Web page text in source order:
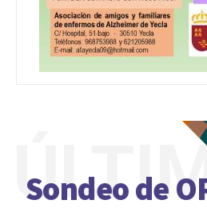
Sondeo de